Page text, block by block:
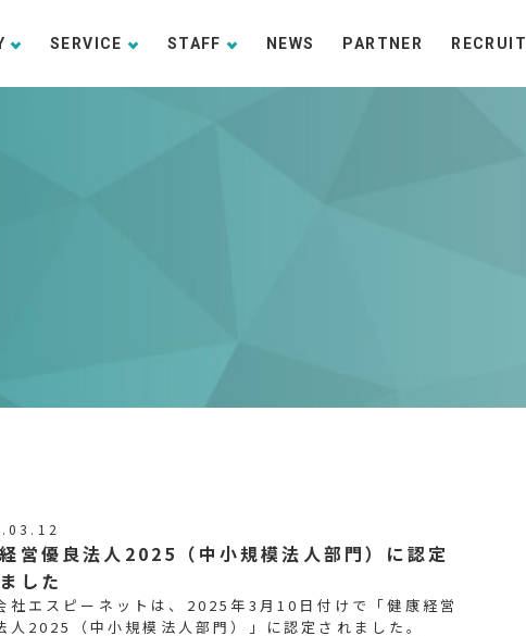
SERVICE STAFF NEWS PARTNER RECRUIT
営優良法人2025（中小規模法人部門）に認定
した
社エスピーネットは、2025年3月10日付けで「健康経営
人2025（中小規模法人部門）」に認定されました。